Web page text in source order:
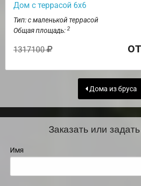
Дом с террасой 6х6
Тип: с маленькой террасой
Общая площадь: 2
1317100
Дома из бруса
Заказать или
Имя